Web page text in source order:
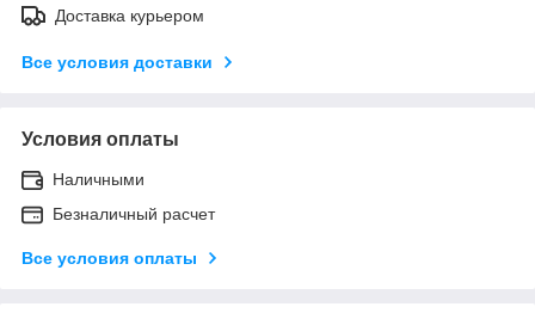
Доставка курьером
Все условия доставки
Условия оплаты
Наличными
Безналичный расчет
Все условия оплаты